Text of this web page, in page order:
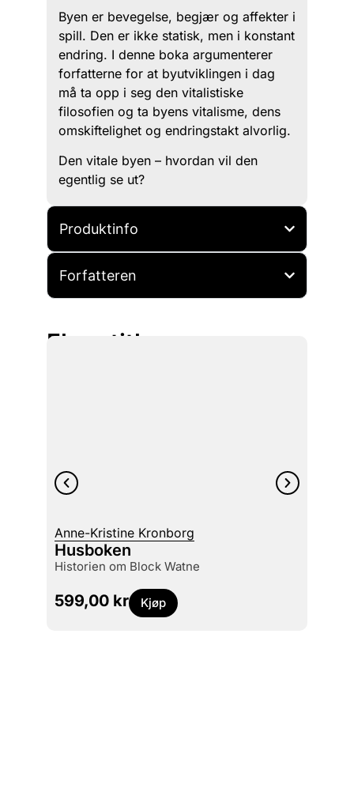
Byen er bevegelse, begjær og affekter i
spill. Den er ikke statisk, men i konstant
endring. I denne boka argumenterer
forfatterne for at byutviklingen i dag
må ta opp i seg den vitalistiske
filosofien og ta byens vitalisme, dens
omskiftelighet og endringstakt alvorlig.
Den vitale byen – hvordan vil den
egentlig se ut?
Produktinfo
Forfatteren
Flere titler
Anne-Kristine Kronborg
Husboken
historien om Block Watne
599,00 kr Kjøp